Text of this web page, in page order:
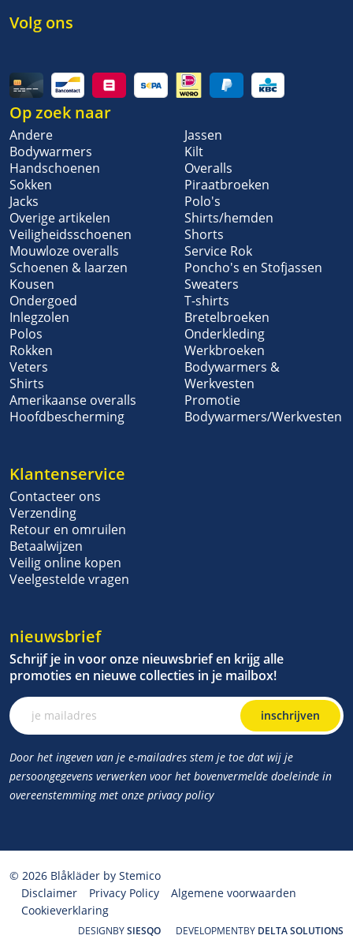
Volg ons
Op zoek naar
Andere
Bodywarmers
Handschoenen
Sokken
Jacks
Overige artikelen
Veiligheidsschoenen
Mouwloze overalls
Schoenen & laarzen
Kousen
Ondergoed
Inlegzolen
Polos
Rokken
Veters
Shirts
Amerikaanse overalls
Hoofdbescherming
Jassen
Kilt
Overalls
Piraatbroeken
Polo's
Shirts/hemden
Shorts
Service Rok
Poncho's en Stofjassen
Sweaters
T-shirts
Bretelbroeken
Onderkleding
Werkbroeken
Bodywarmers &
Werkvesten
Promotie
Bodywarmers/Werkvesten
Klantenservice
Contacteer ons
Verzending
Retour en omruilen
Betaalwijzen
Veilig online kopen
Veelgestelde vragen
nieuwsbrief
Schrijf je in voor onze nieuwsbrief en krijg alle
promoties en nieuwe collecties in je mailbox!
inschrijven
Door het ingeven van je e-mailadres stem je toe dat wij je
persoongegevens verwerken voor het bovenvermelde doeleinde in
overeenstemming met onze privacy policy
© 2026 Blåkläder by Stemico
Disclaimer
Privacy Policy
Algemene voorwaarden
Cookieverklaring
DESIGNBYSIESQO DEVELOPMENTBY DELTA SOLUTIONS